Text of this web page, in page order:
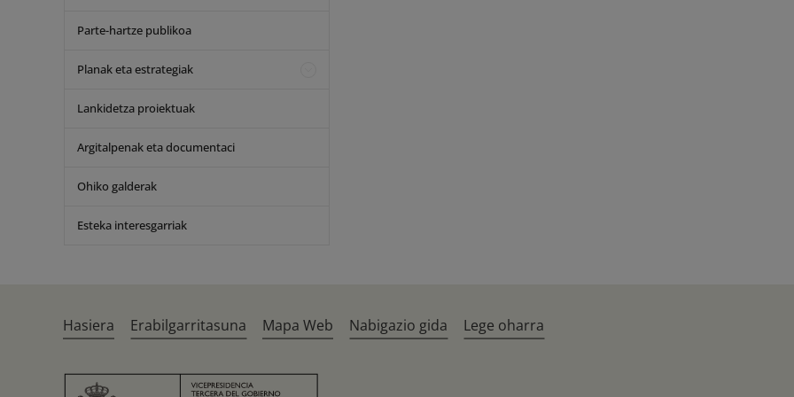
Parte-hartze publikoa
Planak eta estrategiak
Lankidetza proiektuak
Argitalpenak eta documentaci
Ohiko galderak
Esteka interesgarriak
Hasiera Erabilgarritasuna Mapa Web Nabigazio gida Lege oharra